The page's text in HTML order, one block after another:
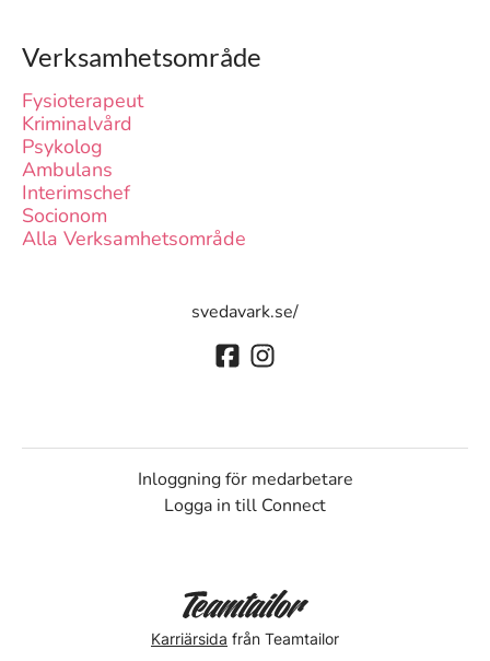
Verksamhetsområde
Fysioterapeut
Kriminalvård
Psykolog
Ambulans
Interimschef
Socionom
Alla Verksamhetsområde
svedavark.se/
Inloggning för medarbetare
Logga in till Connect
Karriärsida från Teamtailor